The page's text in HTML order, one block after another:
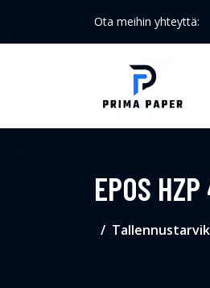
Ota meihin yhteyttä:
EPOS